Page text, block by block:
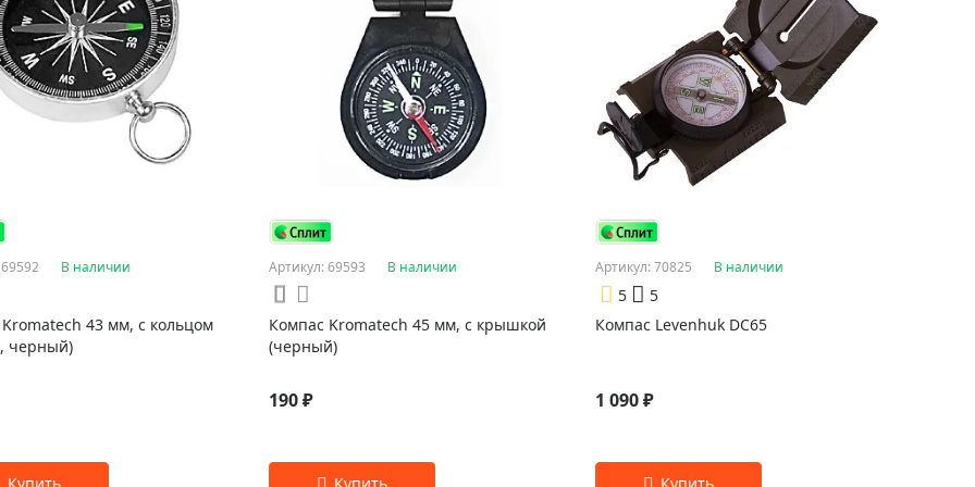
В наличии
43 мм, с кольцом
черный)
Артикул: 69593 В наличии
Компас Kromatech 45 мм, с крышкой
(черный)
190 ₽
Артикул: 70825 В наличии
5
5
Компас Levenhuk DC65
1 090 ₽